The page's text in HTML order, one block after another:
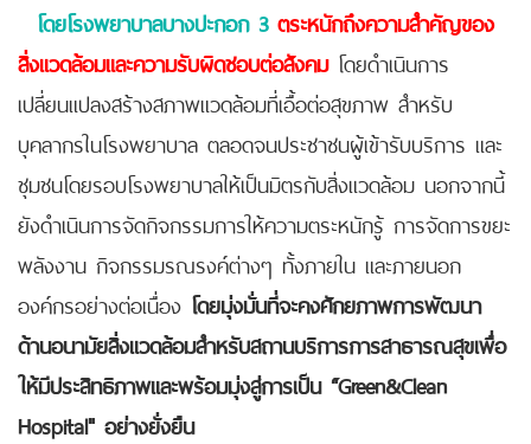
โดยโรงพยาบาลบางปะกอก 3 ตระหนักถึงความสำคัญของ
สิ่งแวดล้อมและความรับผิดชอบต่อสังคมโดยดำเนินการ
เปลี่ยนแปลงสร้างสภาพแวดล้อมที่เอื้อต่อสุขภาพ สำหรับ
บุคลากรในโรงพยาบาล ตลอดจนประชาชนผู้เข้ารับบริการ และ
ชุมชนโดยรอบโรงพยาบาลให้เป็นมิตรกับสิ่งแวดล้อม นอกจากนี้
ยังดำเนินการจัดกิจกรรมการให้ความตระหนักรู้ การจัดการขยะ
พลังงาน กิจกรรมรณรงค์ต่างๆ ทั้งภายใน และภายนอก
องค์กรอย่างต่อเนื่อง โดยมุ่งมั่นที่จะคงศักยภาพการพัฒนา
ด้านอนามัยสิ่งแวดล้อมสำหรับสถานบริการการสาธารณสุขเพื่อ
ให้มีประสิทธิภาพและพร้อมมุ่งสู่การเป็น “Green&Clean
Hospital" อย่างยั่งยืน